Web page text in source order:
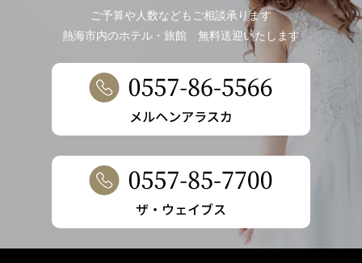
ご予算や人数などもご相談承ります
熱海市内のホテル・旅館 無料送迎いたします